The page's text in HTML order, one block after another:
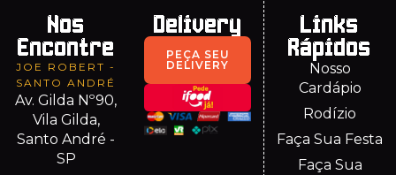
Nos
Encontre
JOE ROBERT -
SANTO ANDRÉ
Av. Gilda Nº90,
Vila Gilda,
Santo André -
SP
Delivery
PEÇA SEU
DELIVERY
Links
Rápidos
Nosso
Cardápio
Rodízio
Faça Sua Festa
Faça Sua